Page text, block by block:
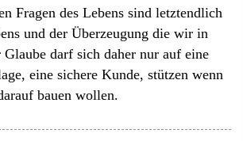
Fragen des Lebens sind letztendlich
und der Überzeugung die wir in
Glaube darf sich daher nur auf eine
eine sichere Kunde, stützen wenn
bauen wollen.